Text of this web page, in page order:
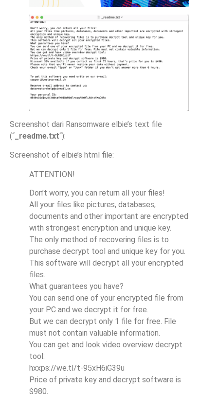
Screenshot dari Ransomware elbie’s text file
(“ _readme.txt“):
Screenshot of elbie’s html file:
ATTENTION!
Don’t worry, you can return all your files!
All your files like pictures, databases,
documents and other important are encrypted
with strongest encryption and unique key.
The only method of recovering files is to
purchase decrypt tool and unique key for you.
This software will decrypt all your encrypted
files.
What guarantees you have?
You can send one of your encrypted file from
your PC and we decrypt it for free.
But we can decrypt only 1 file for free. File
must not contain valuable information.
You can get and look video overview decrypt
tool:
hxxps://we.tl/t-95xH6iG39u
Price of private key and decrypt software is
$980.